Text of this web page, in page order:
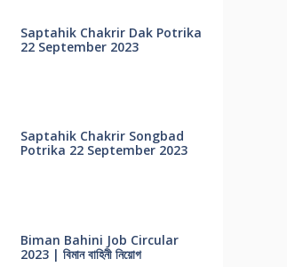
Saptahik Chakrir Dak Potrika
22 ‍September 2023
Saptahik Chakrir Songbad
Potrika 22 September 2023
Biman Bahini Job Circular
2023 | বিমান বাহিনী নিয়োগ